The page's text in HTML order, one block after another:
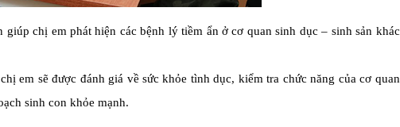
chị em phát hiện các bệnh lý tiềm ẩn ở cơ quan sinh dục – sinh sản khác
em sẽ được đánh giá về sức khỏe tình dục, kiểm tra chức năng của cơ quan
sinh con khỏe mạnh.